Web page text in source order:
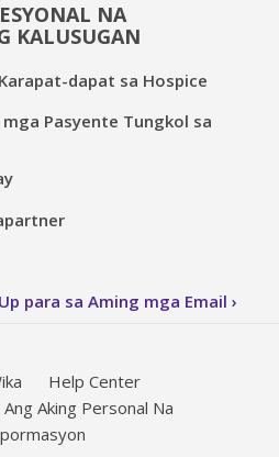
NA
KALUSUGAN
dapat sa Hospice
Pasyente Tungkol sa
para sa Aming mga Email
Help Center
Aking Personal Na